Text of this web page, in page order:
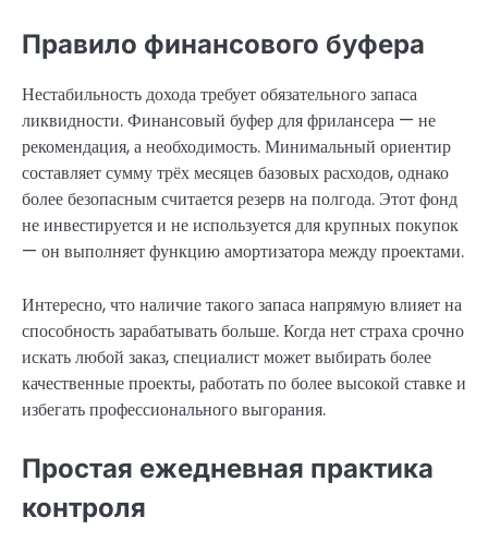
Правило финансового буфера
Нестабильность дохода требует обязательного запаса
ликвидности. Финансовый буфер для фрилансера — не
рекомендация, а необходимость. Минимальный ориентир
составляет сумму трёх месяцев базовых расходов, однако
более безопасным считается резерв на полгода. Этот фонд
не инвестируется и не используется для крупных покупок
— он выполняет функцию амортизатора между проектами.
Интересно, что наличие такого запаса напрямую влияет на
способность зарабатывать больше. Когда нет страха срочно
искать любой заказ, специалист может выбирать более
качественные проекты, работать по более высокой ставке и
избегать профессионального выгорания.
Простая ежедневная практика
контроля